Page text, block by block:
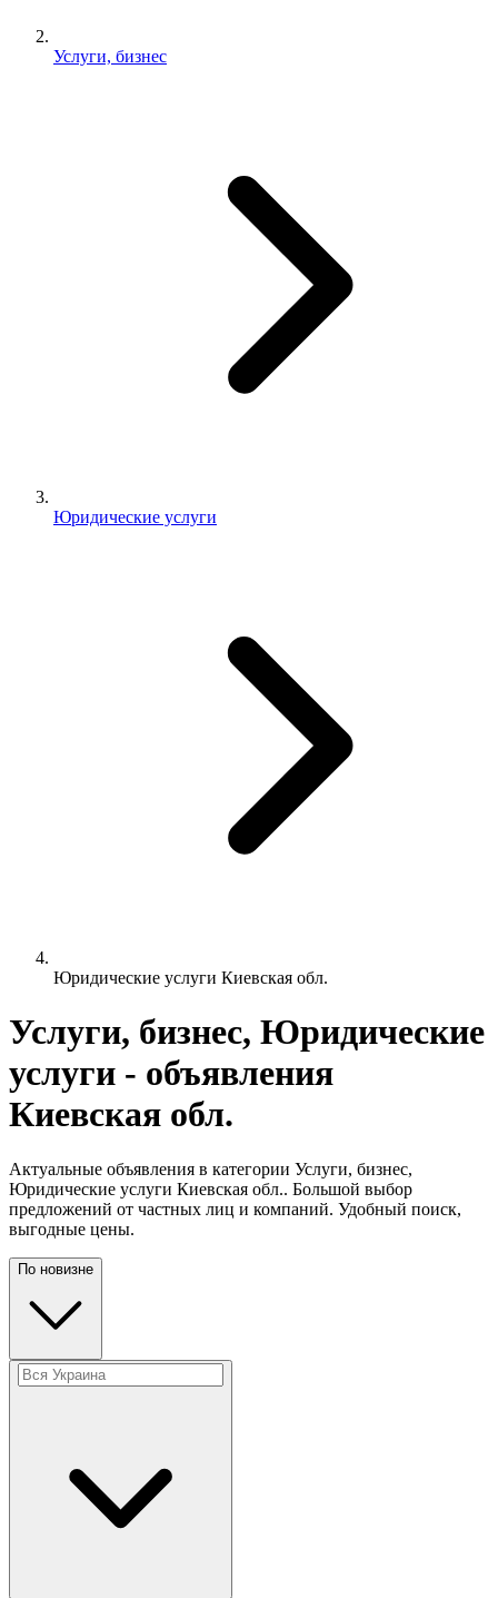
Услуги, бизнес
Юридические услуги
Юридические услуги Киевская обл.
Услуги, бизнес, Юридические
услуги - объявления
Киевская обл.
Актуальные объявления в категории Услуги, бизнес,
Юридические услуги Киевская обл.. Большой выбор
предложений от частных лиц и компаний. Удобный поиск,
выгодные цены.
По новизне